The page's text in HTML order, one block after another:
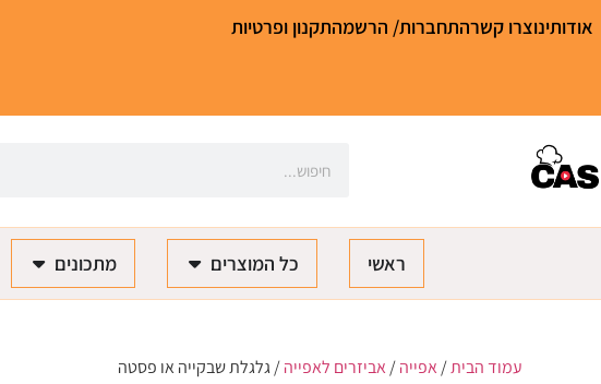
אודותינוצרו קשרהתחברות/ הרשמהתקנון ופרטיות
ראשי כל המוצרים מתכונים
עמוד הבית/אפייה/אביזרים לאפייה/ גלגלת שבקייה או פסטה